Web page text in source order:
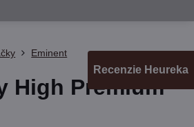
Eminent
High Premium
Recenzie Heureka